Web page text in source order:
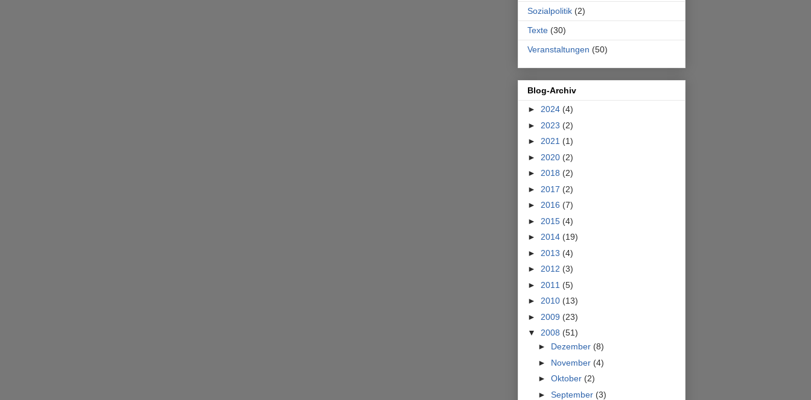
Sozialpolitik (2)
Texte (30)
Veranstaltungen (50)
Blog-Archiv
► 2024 (4)
► 2023 (2)
► 2021 (1)
► 2020 (2)
► 2018 (2)
► 2017 (2)
► 2016 (7)
► 2015 (4)
► 2014 (19)
► 2013 (4)
► 2012 (3)
► 2011 (5)
► 2010 (13)
► 2009 (23)
▼ 2008 (51)
► Dezember (8)
► November (4)
► Oktober (2)
► September (3)